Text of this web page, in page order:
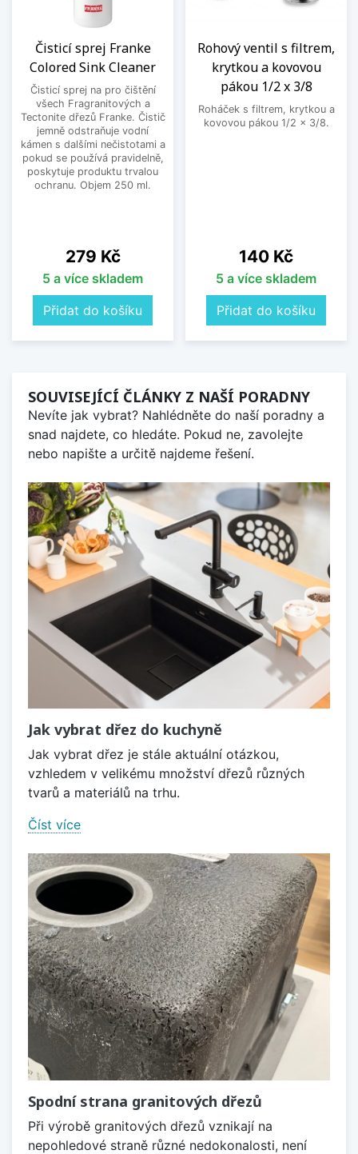
Čisticí sprej Franke
Colored Sink Cleaner
Čisticí sprej na pro čištění
všech Fragranitových a
Tectonite dřezů Franke. Čistič
jemně odstraňuje vodní
kámen s dalšími nečistotami a
pokud se používá pravidelně,
poskytuje produktu trvalou
ochranu. Objem 250 ml.
Cena
279 Kč
5 a více skladem
Přidat do košíku
Rohový ventil s filtrem,
krytkou a kovovou
pákou 1/2 x 3/8
Roháček s filtrem, krytkou a
kovovou pákou 1/2 x 3/8.
Cena
140 Kč
5 a více skladem
Přidat do košíku
SOUVISEJÍCÍ ČLÁNKY Z NAŠÍ PORADNY
Nevíte jak vybrat? Nahlédněte do naší poradny a
snad najdete, co hledáte. Pokud ne, zavolejte
nebo napište a určitě najdeme řešení.
Jak vybrat dřez do kuchyně
Jak vybrat dřez je stále aktuální otázkou,
vzhledem v velikému množství dřezů různých
tvarů a materiálů na trhu.
Číst více
Spodní strana granitových dřezů
Při výrobě granitových dřezů vznikají na
nepohledové straně různé nedokonalosti, není